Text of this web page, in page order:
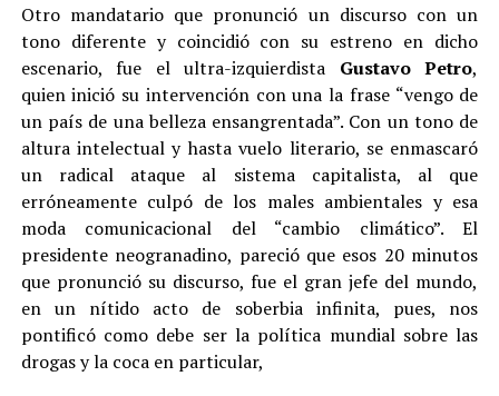
Otro mandatario que pronunció un discurso con un
tono diferente y coincidió con su estreno en dicho
escenario, fue el ultra-izquierdista Gustavo Petro,
quien inició su intervención con una la frase “vengo de
un país de una belleza ensangrentada”. Con un tono de
altura intelectual y hasta vuelo literario, se enmascaró
un radical ataque al sistema capitalista, al que
erróneamente culpó de los males ambientales y esa
moda comunicacional del “cambio climático”. El
presidente neogranadino, pareció que esos 20 minutos
que pronunció su discurso, fue el gran jefe del mundo,
en un nítido acto de soberbia infinita, pues, nos
pontificó como debe ser la política mundial sobre las
drogas y la coca en particular,